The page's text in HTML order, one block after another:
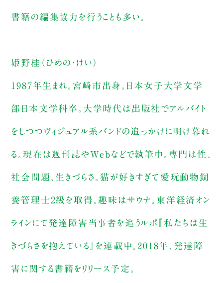
書籍の編集協力を行うことも多い。
姫野桂（ひめの・けい）
1987年生まれ。宮崎市出身。日本女子大学文学
部日本文学科卒。大学時代は出版社でアルバイト
をしつつヴィジュアル系バンドの追っかけに明け暮れ
る。現在は週刊誌やWebなどで執筆中。専門は性、
社会問題、生きづらさ。猫が好きすぎて愛玩動物飼
養管理士2級を取得。趣味はサウナ。東洋経済オン
ラインにて発達障害当事者を追うルポ『私たちは生
きづらさを抱えている』を連載中。2018年、発達障
害に関する書籍をリリース予定。